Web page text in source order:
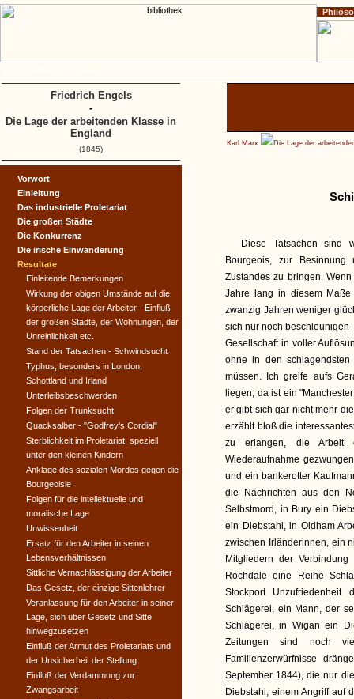
Karl Marx Die Lage der
Diese Tatsachen sind
Bourgeois, zur
Zustandes zu bringen.
Jahre lang in diesem
zwanzig Jahren weniger
sich nur noch beschleunigen
Gesellschaft in voller
ohne in den
müssen. Ich greife aufs
liegen; da ist ein
er gibt sich gar nicht mehr
erzählt bloß die
zu erlangen, die Arbeit
Wiederaufnahme
und ein bankerotter
die Nachrichten aus den
Selbstmord, in Bury ein
ein Diebstahl, in Oldham
zwischen Irländerinnen, ein
Mitgliedern der
Rochdale eine Reihe
Stockport
Schlägerei, ein Mann, der
Schlägerei, in Wigan ein
Zeitungen sind noch
Familienzerwürfnisse
September 1844), die nur
Diebstahl, einem Angriff auf
Vorwort
Einleitung
Das industrielle Proletariat
Die großen Städte
Die Konkurrenz
Die irische Einwanderung
Resultate
Einleitende Bemerkungen
Wirkung der obigen Umstände auf die
körperliche Lage der Arbeiter - Einfluß
der großen Städte, der Wohnungen, der
Unreinlichkeit etc.
Stand der Tatsachen - Schwindsucht
Typhus, besonders in London,
Schottland und Irland
Unterleibsbeschwerden
Folgen der Trunksucht
Quacksalber - "Godfrey's Cordial"
Sterblichkeit im Proletariat, speziell
unter den kleinen Kindern
Anklage des sozialen Mordes gegen die
Bourgeoisie
Folgen für die intellektuelle und
moralische Lage
Unwissenheit
Ersatz für den Arbeiter in seinen
Lebensverhältnissen
Sittliche Vernachlässigung der Arbeiter
Das Gesetz, der einzige Sittenlehrer
Veranlassung für den Arbeiter in seiner
Lage, sich über Gesetz und Sitte
hinwegzusetzen
Einfluß der Armut des Proletariats und
der Unsicherheit der Stellung
Einfluß der Verdammung zur
Zwangsarbeit
Friedrich Engels
-
Die Lage der arbeitenden Klasse in
England
(1845)